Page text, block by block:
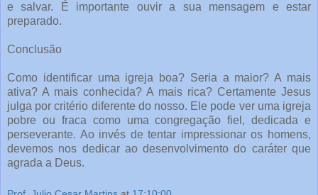
e salvar. É importante ouvir a sua mensagem e estar
preparado.
Conclusão
Como identificar uma igreja boa? Seria a maior? A mais
ativa? A mais conhecida? A mais rica? Certamente Jesus
julga por critério diferente do nosso. Ele pode ver uma igreja
pobre ou fraca como uma congregação fiel, dedicada e
perseverante. Ao invés de tentar impressionar os homens,
devemos nos dedicar ao desenvolvimento do caráter que
agrada a Deus.